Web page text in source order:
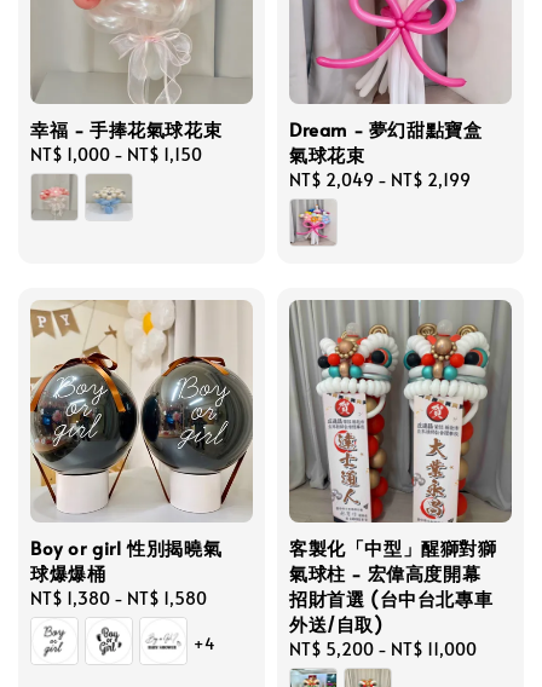
幸福 - 手捧花氣球花束
Regular
price
NT$ 1,000 - NT$ 1,150
Dream - 夢幻甜點寶盒
氣球花束
Regular
price
NT$ 2,049 - NT$ 2,199
Boy or girl 性別揭曉氣
球爆爆桶
Regular
price
NT$ 1,380 - NT$ 1,580
+4
客製化「中型」醒獅對獅
氣球柱 - 宏偉高度開幕
招財首選 (台中台北專車
外送/自取)
Regular
price
NT$ 5,200 - NT$ 11,000